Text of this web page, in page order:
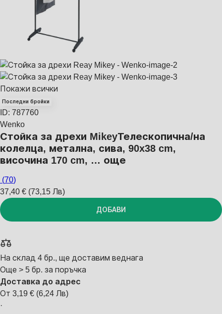
Покажи всички
Последни бройки
ID: 787760
Wenko
Стойка за дрехи MikeyТелескопична/на
колелца, метална, сива, 90x38 cm,
височина 170 cm, … още
(70)
37,40 € (73,15 Лв)
ДОБАВИ
На склад 4 бр., ще доставим веднага
Още > 5 бр. за поръчка
Доставка до адрес
От 3,19 € (6,24 Лв)
·